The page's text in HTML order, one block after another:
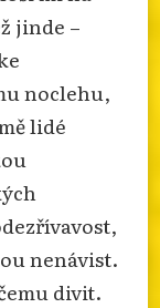
jinde –
noclehu,
lidé
nenávist.
divit.